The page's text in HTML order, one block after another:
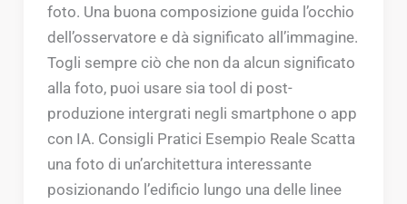
foto. Una buona composizione guida l’occhio
dell’osservatore e dà significato all’immagine.
Togli sempre ciò che non da alcun significato
alla foto, puoi usare sia tool di post-
produzione intergrati negli smartphone o app
con IA. Consigli Pratici Esempio Reale Scatta
una foto di un’architettura interessante
posizionando l’edificio lungo una delle linee